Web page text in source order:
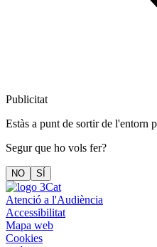
Publicitat
Estàs a punt de sortir de l'entorn
Segur que ho vols fer?
NO SÍ
Atenció a l'Audiència
Accessibilitat
Mapa web
Cookies